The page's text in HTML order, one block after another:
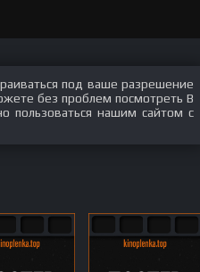
под ваше разрешение
без проблем посмотреть В
пользоваться нашим сайтом с